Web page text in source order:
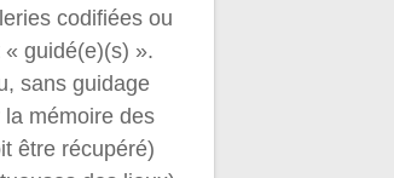
codifiées ou
guidé(e)(s) ».
sans guidage
la mémoire des
être récupéré)